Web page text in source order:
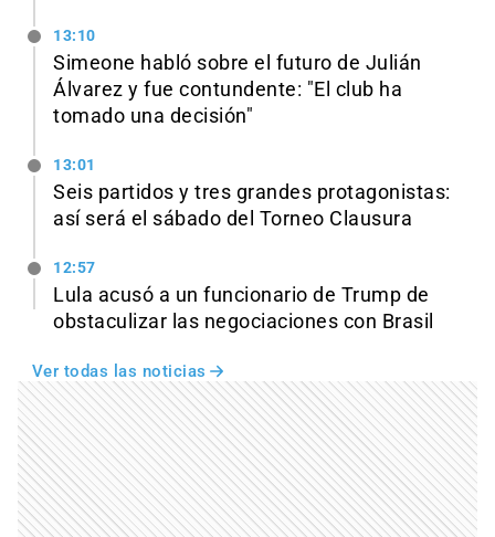
13:10
Simeone habló sobre el futuro de Julián
Álvarez y fue contundente: "El club ha
tomado una decisión"
13:01
Seis partidos y tres grandes protagonistas:
así será el sábado del Torneo Clausura
12:57
Lula acusó a un funcionario de Trump de
obstaculizar las negociaciones con Brasil
Ver todas las noticias